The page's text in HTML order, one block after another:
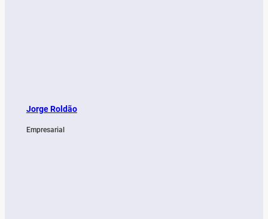
Jorge Roldão
Empresarial